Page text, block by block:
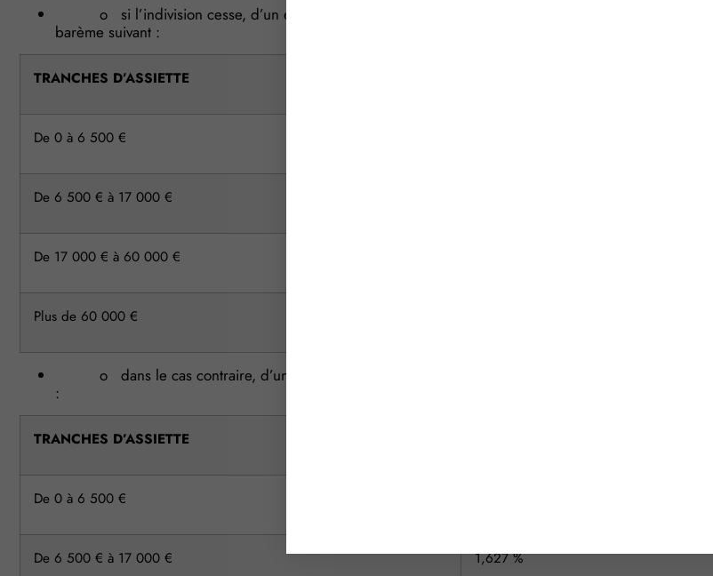
o si l’indivision cesse, d’un émolument proportionnel à l’ensemble des biens licités, selon le
barème suivant :
TRANCHES D’ASSIETTE
De 0 à 6 500 €
De 6 500 € à 17 000 €
De 17 000 € à 60 000 €
Plus de 60 000 €
o dans le cas contraire, d’un émolument proportionnel à la part acquise, selon le barème suivant
:
TRANCHES D’ASSIETTE
De 0 à 6 500 €
De 6 500 € à 17 000 € 1,627 %